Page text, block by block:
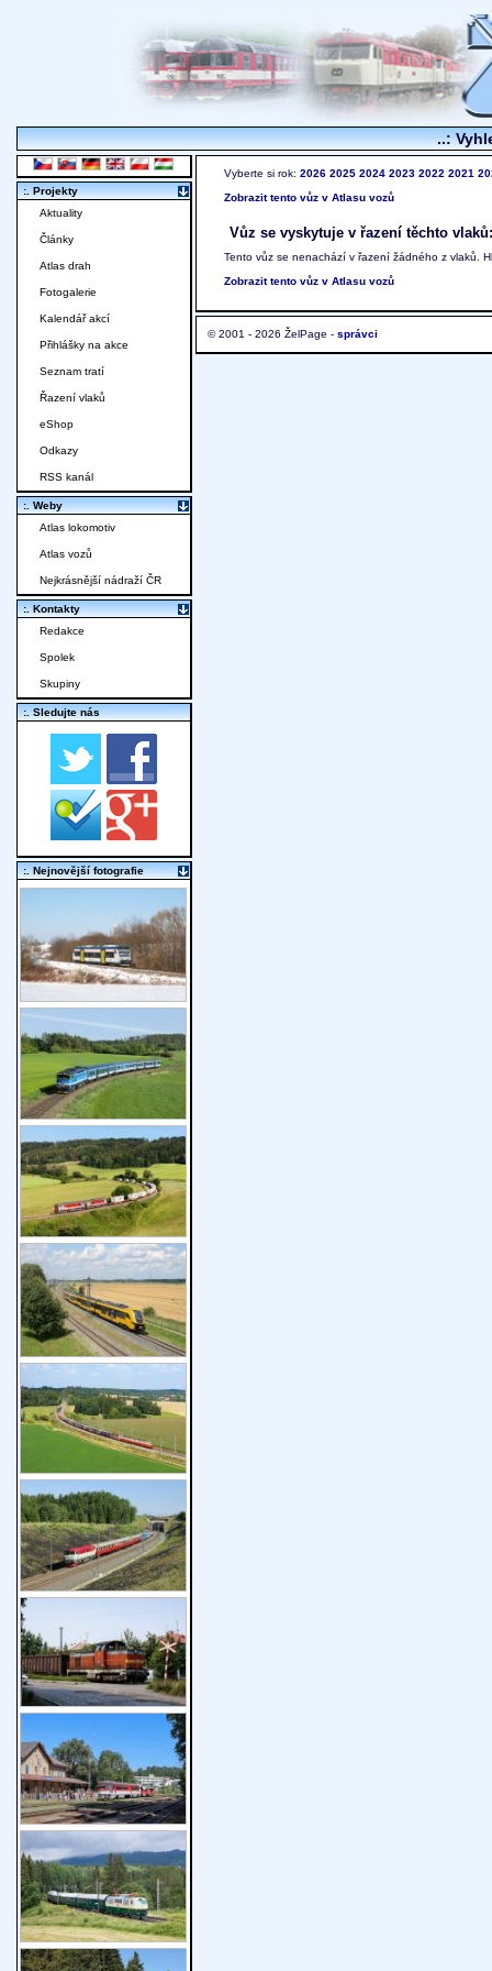
..:
Vyberte si rok: 2026 2025 2024 2023 2022 2021
Zobrazit tento vůz v Atlasu vozů
Vůz se vyskytuje v řazení těchto vlaků:
Tento vůz se nenachází v řazení žádného z vlaků.
Zobrazit tento vůz v Atlasu vozů
© 2001 - 2026 ŽelPage - správci
:. Projekty
Aktuality
Články
Atlas drah
Fotogalerie
Kalendář akcí
Přihlášky na akce
Seznam tratí
Řazení vlaků
eShop
Odkazy
RSS kanál
:. Weby
Atlas lokomotiv
Atlas vozů
Nejkrásnější nádraží ČR
:. Kontakty
Redakce
Spolek
Skupiny
:. Sledujte nás
:. Nejnovější fotografie